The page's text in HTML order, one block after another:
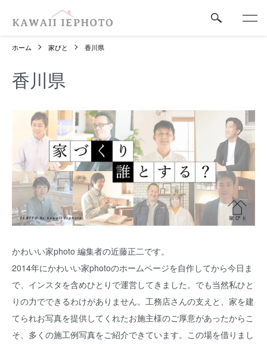
ホーム 家びと 香川県
香川県
かわいい家photo 編集者の近藤正二です。
2014年にかわいい家photoのホームページを自作してから今日ま
で、インスタを含めひとりで運営してきました。でも当然私ひと
りの力でできるわけがありません。工務店さんの支えと、家を建
てられお写真を提供してくれたお施主様のご厚意があったからこ
そ、多くの施工例写真をご紹介できています。この場を借りまし